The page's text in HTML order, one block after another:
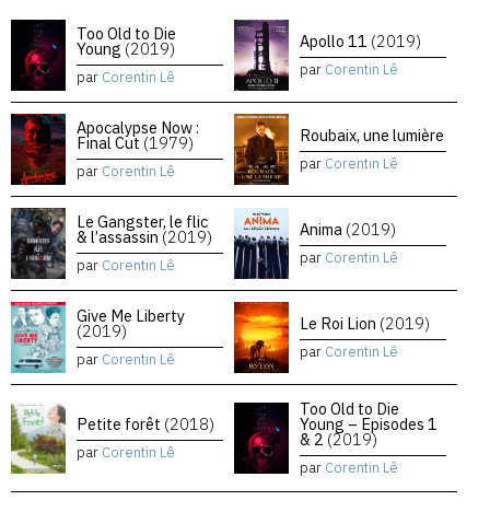
Too Old to Die
Young (2019)
par Corentin Lê
Apollo 11 (2019)
par Corentin Lê
Apocalypse Now :
Final Cut (1979)
par Corentin Lê
Roubaix, une lumière
par Corentin Lê
Le Gangster, le flic
& l’assassin (2019)
par Corentin Lê
Anima (2019)
par Corentin Lê
Give Me Liberty
(2019)
par Corentin Lê
Le Roi Lion (2019)
par Corentin Lê
Petite forêt (2018)
par Corentin Lê
Too Old to Die
Young – Episodes 1
& 2 (2019)
par Corentin Lê